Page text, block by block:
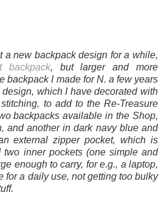
a new backpack design for a while,
backpack, but larger and more
backpack I made for N. a few years
which I have decorated with
to add to the Re-Treasure
backpacks available in the Shop,
and another in dark navy blue and
external zipper pocket, which is
two inner pockets (one simple and
enough to carry, for e.g., a laptop,
for a daily use, not getting too bulky